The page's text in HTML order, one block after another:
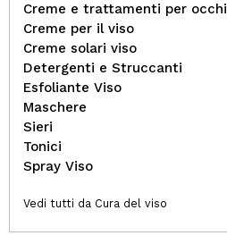
Creme e trattamenti per occhi
Creme per il viso
Creme solari viso
Detergenti e Struccanti
Esfoliante Viso
Maschere
Sieri
Tonici
Spray Viso
Vedi tutti da Cura del viso